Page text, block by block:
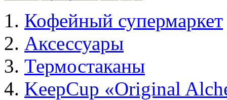
Кофейный супермаркет
Аксессуары
Термостаканы
KeepCup «Original